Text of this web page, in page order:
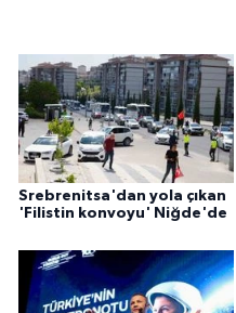
Srebrenitsa'dan yola çıkan
'Filistin konvoyu' Niğde'de